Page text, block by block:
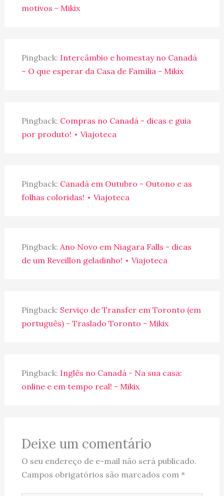
motivos - Mikix
Pingback: Intercâmbio e homestay no Canadá
– O que esperar da Casa de Família - Mikix
Pingback: Compras no Canadá - dicas e guia
por produto! ⋆ Viajoteca
Pingback: Canadá em Outubro - Outono e as
folhas coloridas! ⋆ Viajoteca
Pingback: Ano Novo em Niagara Falls - dicas
de um Reveillon geladinho! ⋆ Viajoteca
Pingback: Serviço de Transfer em Toronto (em
português) - Traslado Toronto - Mikix
Pingback: Inglês no Canadá - Na sua casa:
online e em tempo real! - Mikix
Deixe um comentário
O seu endereço de e-mail não será publicado.
Campos obrigatórios são marcados com *